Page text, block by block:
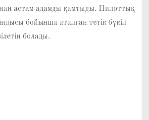
астам адамды қамтыды. Пилоттық
бойынша аталған тетік бүкіл
болады.